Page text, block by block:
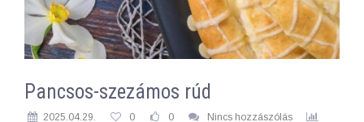
Pancsos-szezámos rúd
2025.04.29. 0 0 Nincs hozzászólás